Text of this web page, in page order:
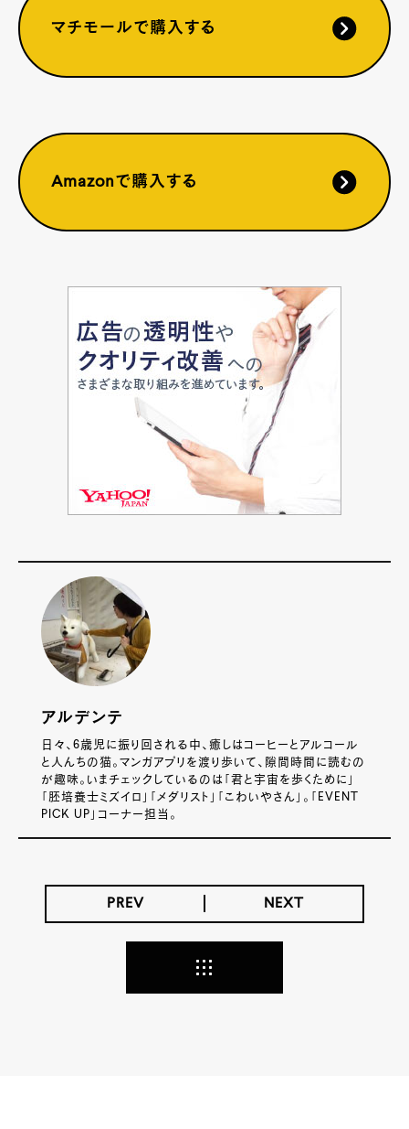
マチモールで購入する
Amazonで購入する
アルデンテ
日々、6歳児に振り回される中、癒しはコーヒーとアルコール
と人んちの猫。マンガアプリを渡り歩いて、隙間時間に読むの
が趣味。いまチェックしているのは「君と宇宙を歩くために」
「胚培養士ミズイロ」「メダリスト」「こわいやさん」。「EVENT
PICK UP」コーナー担当。
PREV NEXT